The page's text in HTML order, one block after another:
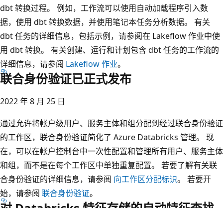
dbt 转换过程。 例如，工作流可以使用自动加载程序引入数
据，使用 dbt 转换数据，并使用笔记本任务分析数据。 有关
dbt 任务的详细信息，包括示例，请参阅在 Lakeflow 作业中使
用 dbt 转换。 有关创建、运行和计划包含 dbt 任务的工作流的
详细信息，请参阅 Lakeflow 作业。
联合身份验证已正式发布
2022 年 8 月 25 日
通过允许将帐户级用户、服务主体和组分配到经过联合身份验证
的工作区，联合身份验证简化了 Azure Databricks 管理。 现
在，可以在帐户控制台中一次性配置和管理所有用户、服务主体
和组，而不是在每个工作区中单独重复配置。 若要了解有关联
合身份验证的详细信息，请参阅 向工作区分配标识。 若要开
始，请参阅 联合身份验证。